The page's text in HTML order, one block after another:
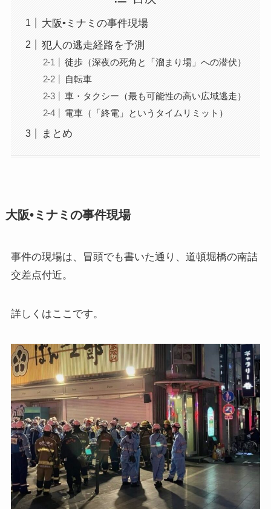
大阪•ミナミの事件現場
犯人の逃走経路を予測
徒歩（深夜の死角と「溜まり場」への潜伏）
自転車
車・タクシー（最も可能性の高い広域逃走）
電車（「終電」というタイムリミット）
まとめ
大阪•ミナミの事件現場
事件の現場は、冒頭でも書いた通り、道頓堀橋の南詰
交差点付近。
詳しくはここです。